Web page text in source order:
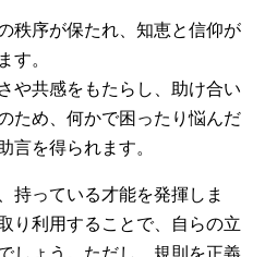
秩序が保たれ、知恵と信仰が
す。
や共感をもたらし、助け合い
ため、何かで困ったり悩んだ
言を得られます。
持っている才能を発揮しま
り利用することで、自らの立
しょう。ただし、規則を正義